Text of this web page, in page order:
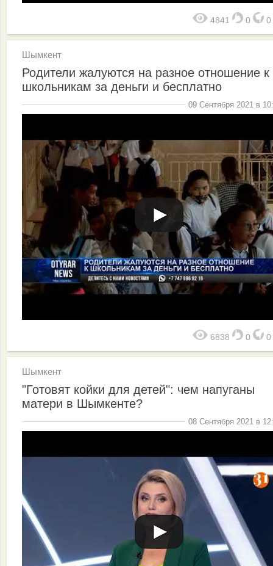
4841 0 0
Шымкент
Родители жалуются на разное отношение к
школьникам за деньги и бесплатно
09 Сентября 2021 в
6838 0 0
Шымкент
"Готовят койки для детей": чем напуганы
матери в Шымкенте?
08 Сентября 2021 в